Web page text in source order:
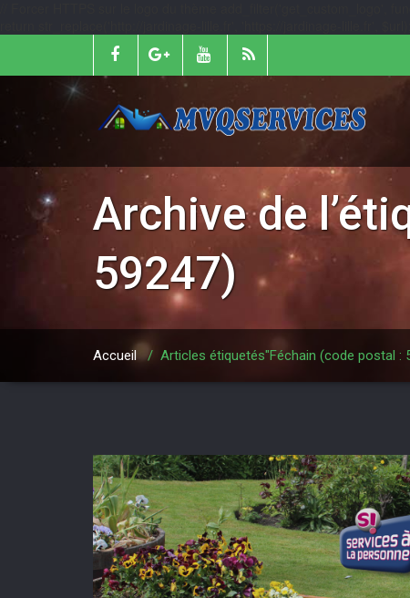
Archive de
59247)
Accueil/ Articles étiquetés"Féchain (code postal :